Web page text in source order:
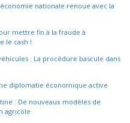
nationale renoue avec la
mettre fin à la fraude à
le cash !
: La procédure bascule dans
diplomatie économique active
: De nouveaux modèles de
agricole